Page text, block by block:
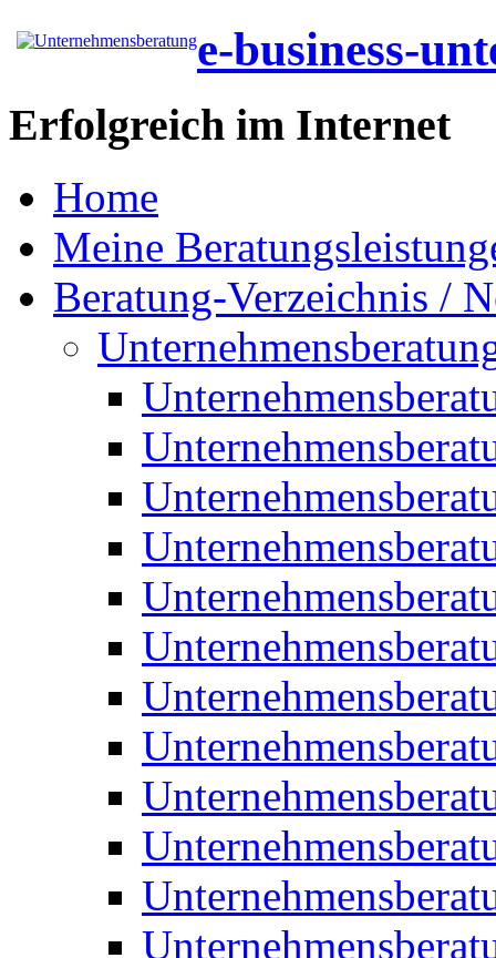
e-business-
Erfolgreich im Internet
Home
Meine
Beratung-Verzeichnis /